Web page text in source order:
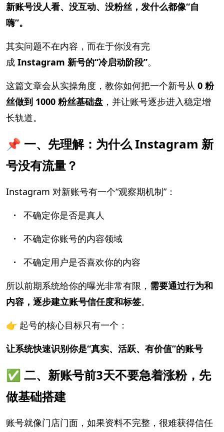
新账号没人看、没互动、没粉丝，发什么都像“自
嗨”。
其实问题不在内容，而在于你没有完
成 Instagram 新号的“冷启动阶段”。
这篇文章会从实操角度，教你如何把一个新号从 0 粉
丝做到 1000 粉丝基础盘 ，并让账号逐步进入稳定增
长轨道。
📌 一、先理解：为什么 Instagram 新
号没有流量？
Instagram 对新账号有一个“观察期机制”：
· 不确定你是否是真人
·
不确定你账号的内容领域
· 不确定用户是否喜欢你的内容
所以前期系统给你的曝光非常有限， 需要通过行为和
内容，逐步建立账号信任度和标签。
👉 起号的核心目标只有一个：
让系统快速识别你是“真实、活跃、有价值”的账号
✅ 二、新账号前3天不要急着涨粉，先
做基础搭建
账号就像门店门面，如果资料不完整，很难获得信任